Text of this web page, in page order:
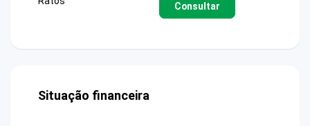
Consultar
Situação financeira